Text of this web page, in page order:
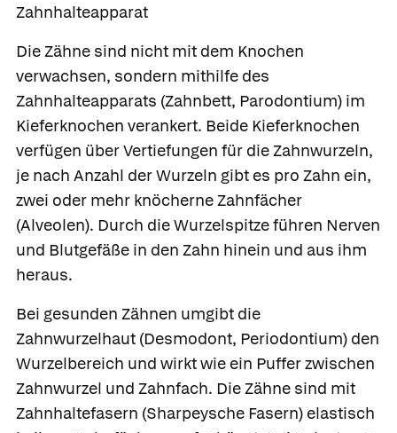
Zahnhalteapparat
Die Zähne sind nicht mit dem Knochen
verwachsen, sondern mithilfe des
Zahnhalteapparats (Zahnbett, Parodontium) im
Kieferknochen verankert. Beide Kieferknochen
verfügen über Vertiefungen für die Zahnwurzeln,
je nach Anzahl der Wurzeln gibt es pro Zahn ein,
zwei oder mehr knöcherneZahnfächer
(Alveolen). Durch dieWurzelspitzeführen Nerven
und Blutgefäße in den Zahn hinein und aus ihm
heraus.
Bei gesunden Zähnen umgibt die
Zahnwurzelhaut (Desmodont, Periodontium) den
Wurzelbereich und wirkt wie ein Puffer zwischen
Zahnwurzel und Zahnfach. Die Zähne sind mit
Zahnhaltefasern (Sharpeysche Fasern) elastisch